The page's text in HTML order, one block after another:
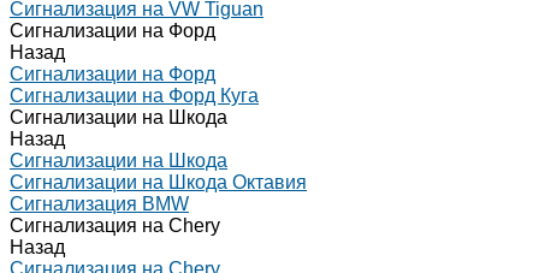
Сигнализация на VW Tiguan
Сигнализации на Форд
Назад
Сигнализации на Форд
Сигнализации на Форд Куга
Сигнализации на Шкода
Назад
Сигнализации на Шкода
Сигнализации на Шкода Октавия
Сигнализация BMW
Сигнализация на Chery
Назад
Сигнализация на Chery